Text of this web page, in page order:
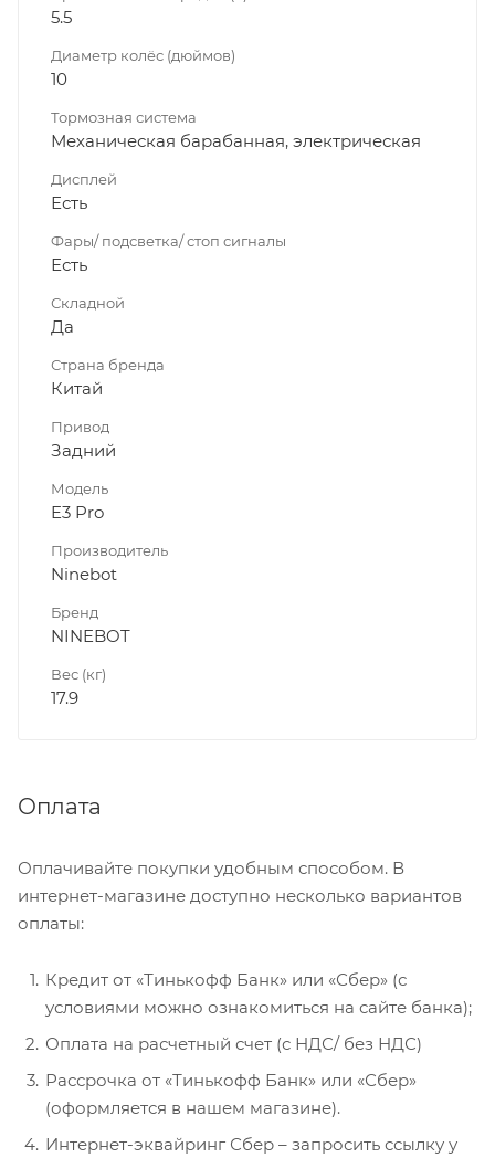
5.5
Диаметр колёс (дюймов)
10
Тормозная система
Механическая барабанная, электрическая
Дисплей
Есть
Фары/ подсветка/ стоп сигналы
Есть
Складной
Да
Страна бренда
Китай
Привод
Задний
Модель
E3 Pro
Производитель
Ninebot
Бренд
NINEBOT
Вес (кг)
17.9
Оплата
Оплачивайте покупки удобным способом. В
интернет-магазине доступно несколько вариантов
оплаты:
Кредит от «Тинькофф Банк» или «Сбер» (с
условиями можно ознакомиться на сайте банка);
Оплата на расчетный счет (с НДС/ без НДС)
Рассрочка от «Тинькофф Банк» или «Сбер»
(оформляется в нашем магазине).
Интернет-эквайринг Сбер – запросить ссылку у